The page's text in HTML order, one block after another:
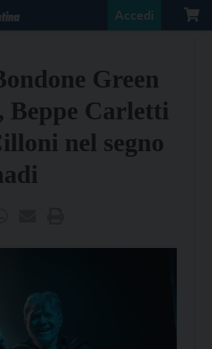
Accedi
Green
Beppe Carletti
nel segno